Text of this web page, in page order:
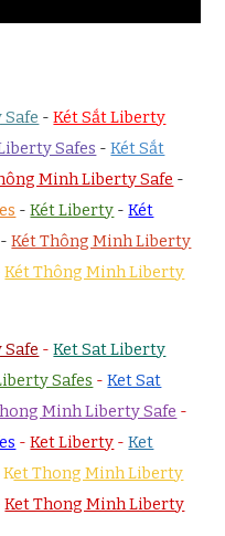
-Két Sắt Liberty
Safes -Két Sắt
Minh Liberty Safe -
-Két Liberty -Két
-Két Thông Minh Liberty
Két Thông Minh Liberty
-Ket Sat Liberty
Safes -Ket Sat
Minh Liberty Safe -
-Ket Liberty -Ket
Ket Thong Minh Liberty
Ket Thong Minh Liberty